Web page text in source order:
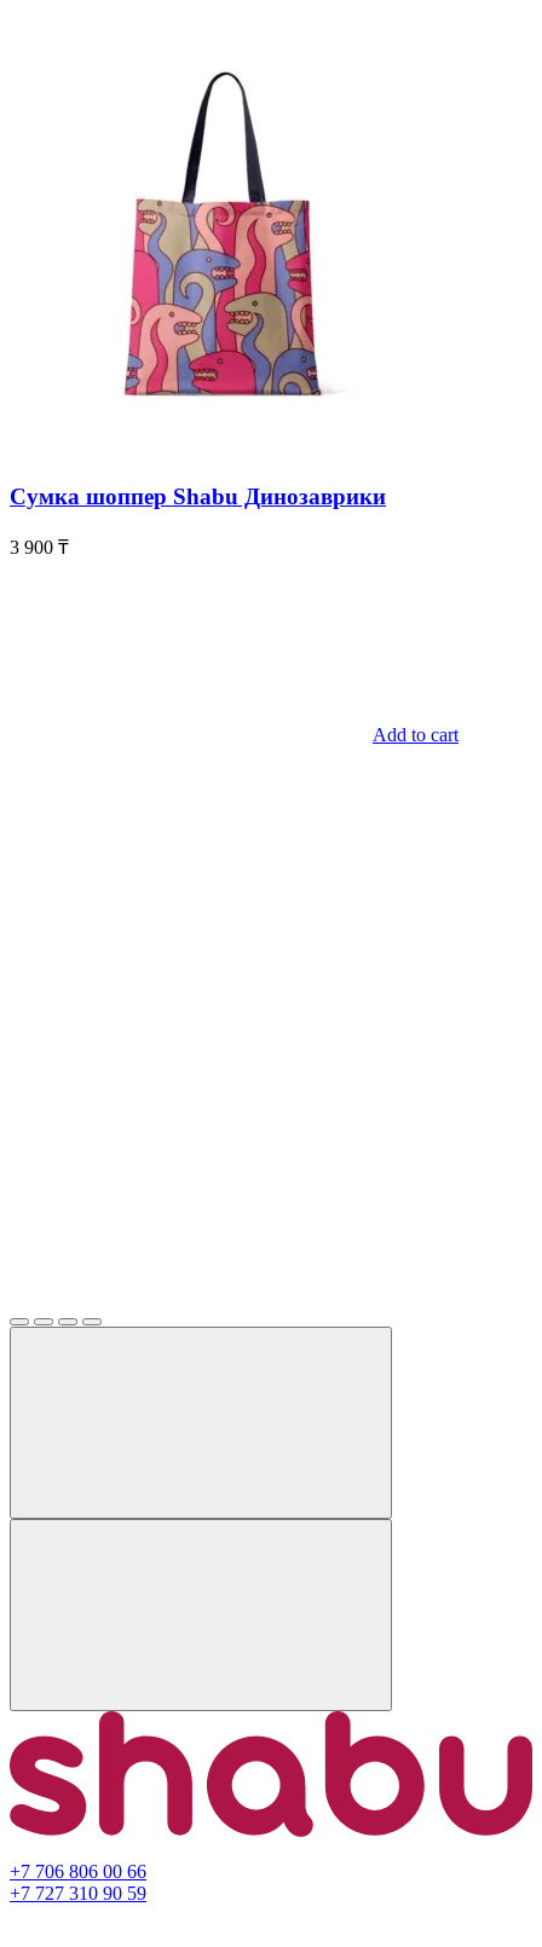
Сумка шоппер Shabu Динозаврики
3 900 ₸
Add to cart
+7 706 806 00 66
+7 727 310 90 59